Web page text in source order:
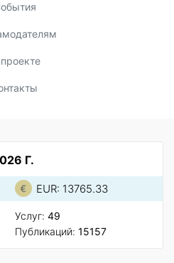
Г.
EUR: 13765.33
Услуг: 49
Публикаций: 15157